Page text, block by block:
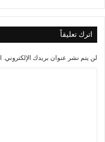
اترك تعليقاً
لن يتم نشر عنوان بريدك الإلكتروني.